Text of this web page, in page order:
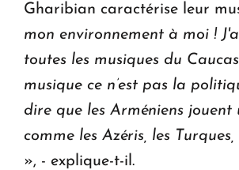
Gharibian caractérise leur
mon environnement à moi !
toutes les musiques du
musique ce n’est pas la
dire que les Arméniens jouent
comme les Azéris, les
», - explique-t-il.